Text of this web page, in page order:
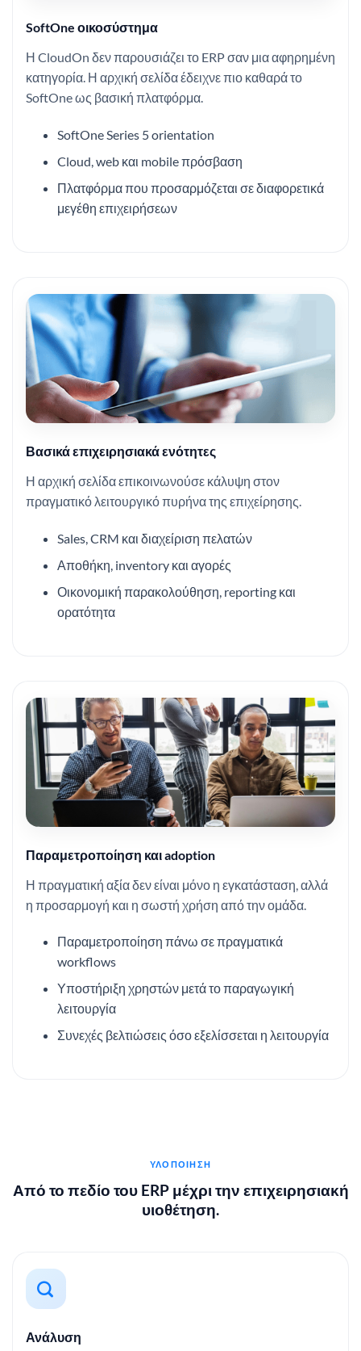
SoftOne οικοσύστημα
Η CloudOn δεν παρουσιάζει το ERP σαν μια αφηρημένη
κατηγορία. Η αρχική σελίδα έδειχνε πιο καθαρά το
SoftOne ως βασική πλατφόρμα.
SoftOne Series 5 orientation
Cloud, web και mobile πρόσβαση
Πλατφόρμα που προσαρμόζεται σε διαφορετικά
μεγέθη επιχειρήσεων
Βασικά επιχειρησιακά ενότητες
Η αρχική σελίδα επικοινωνούσε κάλυψη στον
πραγματικό λειτουργικό πυρήνα της επιχείρησης.
Sales, CRM και διαχείριση πελατών
Αποθήκη, inventory και αγορές
Οικονομική παρακολούθηση, reporting και
ορατότητα
Παραμετροποίηση και adoption
Η πραγματική αξία δεν είναι μόνο η εγκατάσταση, αλλά
η προσαρμογή και η σωστή χρήση από την ομάδα.
Παραμετροποίηση πάνω σε πραγματικά
workflows
Υποστήριξη χρηστών μετά το παραγωγική
λειτουργία
Συνεχές βελτιώσεις όσο εξελίσσεται η λειτουργία
ΥΛΟΠΟΊΗΣΗ
Από το πεδίο του ERP μέχρι την επιχειρησιακή
υιοθέτηση.
Ανάλυση